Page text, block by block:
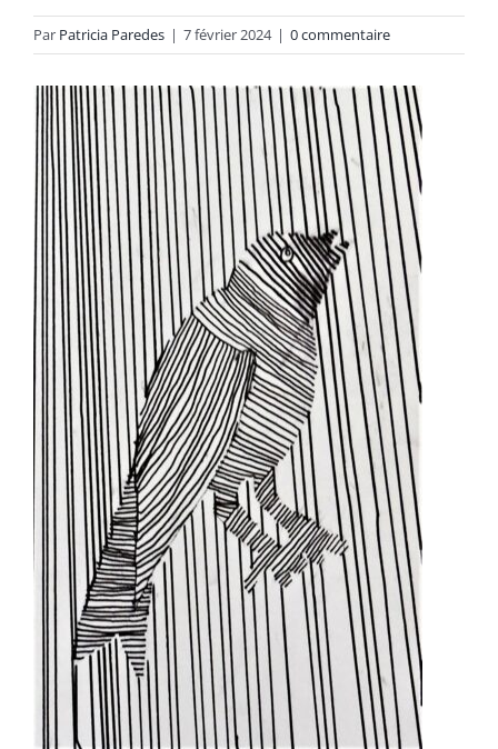
Par Patricia Paredes | 7 février 2024 | 0 commentaire